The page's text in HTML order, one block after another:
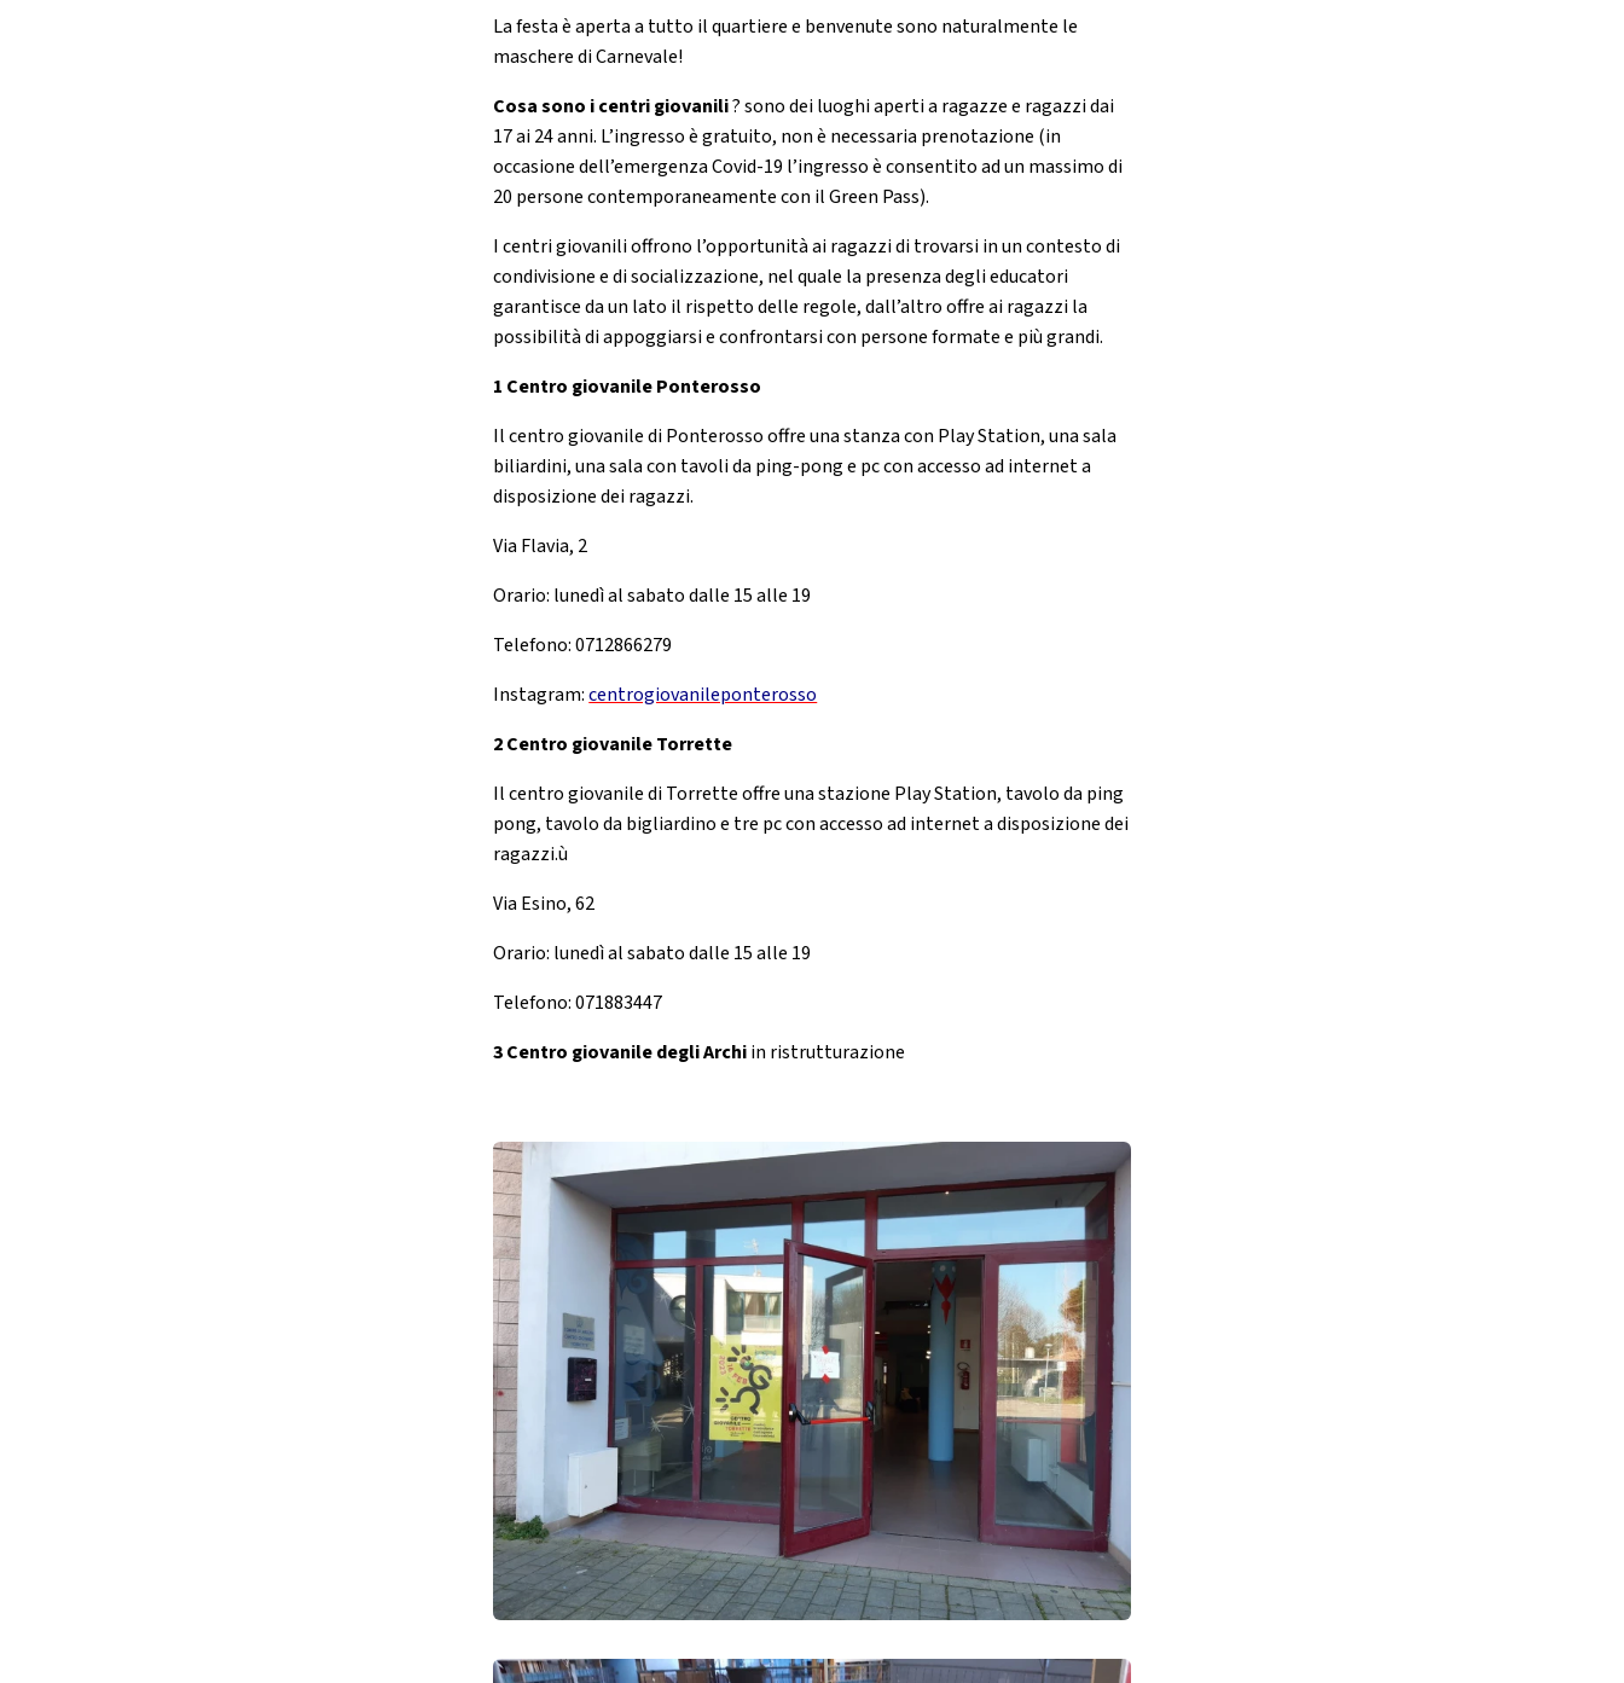
La festa è aperta a tutto il quartiere e benvenute sono naturalmente le
maschere di Carnevale!
Cosa sono i centri giovanili? sono dei luoghi aperti a ragazze e ragazzi dai
17 ai 24 anni. L’ingresso è gratuito, non è necessaria prenotazione (in
occasione dell’emergenza Covid-19 l’ingresso è consentito ad un massimo di
20 persone contemporaneamente con il Green Pass).
I centri giovanili offrono l’opportunità ai ragazzi di trovarsi in un contesto di
condivisione e di socializzazione, nel quale la presenza degli educatori
garantisce da un lato il rispetto delle regole, dall’altro offre ai ragazzi la
possibilità di appoggiarsi e confrontarsi con persone formate e più grandi.
1 Centro giovanile Ponterosso
Il centro giovanile di Ponterosso offre una stanza con Play Station, una sala
biliardini, una sala con tavoli da ping-pong e pc con accesso ad internet a
disposizione dei ragazzi.
Via Flavia, 2
Orario: lunedì al sabato dalle 15 alle 19
Telefono: 0712866279
Instagram:centrogiovanileponterosso
2 Centro giovanile Torrette
Il centro giovanile di Torrette offre una stazione Play Station, tavolo da ping
pong, tavolo da bigliardino e tre pc con accesso ad internet a disposizione dei
ragazzi.ù
Via Esino, 62
Orario: lunedì al sabato dalle 15 alle 19
Telefono: 071883447
3 Centro giovanile degli Archiin ristrutturazione